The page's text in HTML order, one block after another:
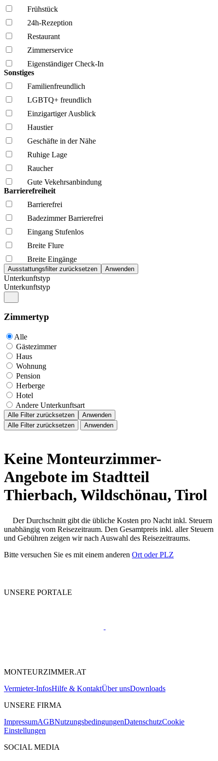
Frühstück
24h-Rezeption
Restaurant
Zimmerservice
Eigenständiger Check-In
Sonstiges
Familien­freundlich
LGBTQ+ freundlich
Einzigartiger Ausblick
Haustier
Geschäfte in der Nähe
Ruhige Lage
Raucher
Gute Vekehrsanbindung
Barrierefreiheit
Barrierefrei
Badezimmer Barrierefrei
Eingang Stufenlos
Breite Flure
Breite Eingänge
Unterkunftstyp
Unterkunftstyp
Zimmertyp
Alle
Gästezimmer
Haus
Wohnung
Pension
Herberge
Hotel
Andere Unterkunftsart
Alle Filter zurücksetzen
Anwenden
Alle Filter zurücksetzen
Anwenden
Keine Monteurzimmer-
Angebote im Stadtteil
Thierbach, Wildschönau, Tirol
Der Durchschnitt gibt die übliche Kosten pro Nacht inkl. Steuern
unabhängig vom Reisezeitraum. Den Gesamtpreis inkl. aller Steuern
und Gebühren zeigen wir nach Auswahl des Reisezeitraums.
Bitte versuchen Sie es mit einem anderen Ort oder PLZ
UNSERE PORTALE
MONTEURZIMMER.AT
Vermieter-InfosHilfe & KontaktÜber unsDownloads
UNSERE FIRMA
ImpressumAGBNutzungsbedingungenDatenschutzCookie
Einstellungen
SOCIAL MEDIA